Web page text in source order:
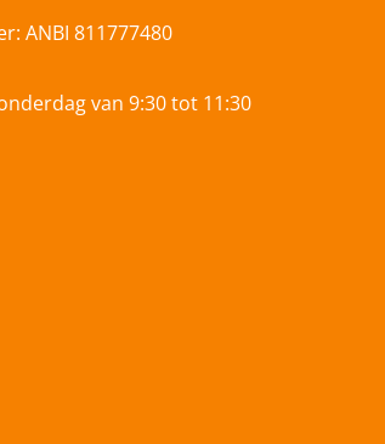
ANBI 811777480
van 9:30 tot 11:30